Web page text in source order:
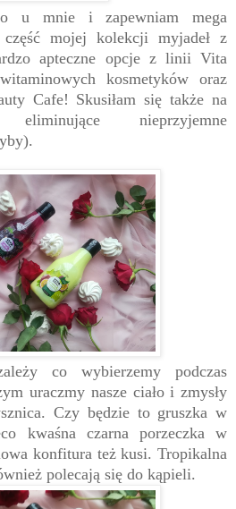
u mnie i zapewniam mega
mojej kolekcji myjadeł z
apteczne opcje z linii Vita
kosmetyków oraz
Cafe! Skusiłam się także na
nieprzyjemne
co wybierzemy podczas
uraczmy nasze ciało i zmysły
Czy będzie to gruszka w
kwaśna czarna porzeczka w
konfitura też kusi. Tropikalna
polecają się do kąpieli.